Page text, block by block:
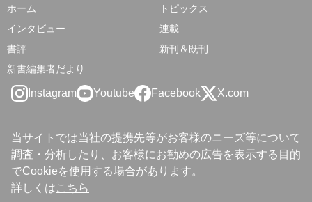
ホーム
トピックス
インタビュー
連載
書評
新刊＆既刊
新書編集者だより
Instagram Youtube Facebook X.com
当サイトでは当社の提携先等がお客様のニーズ等について
調査・分析したり、お客様にお勧めの広告を表示する目的
でCookieを使用する場合があります。
詳しくはこちら